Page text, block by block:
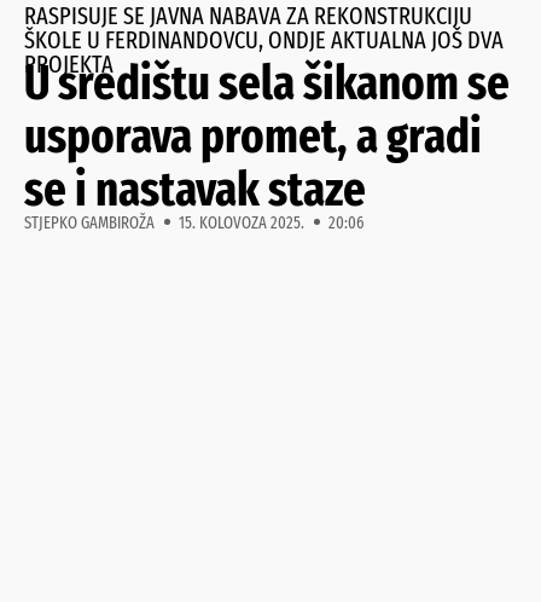
RASPISUJE SE JAVNA NABAVA ZA REKONSTRUKCIJU
ŠKOLE U FERDINANDOVCU, ONDJE AKTUALNA JOŠ DVA
PROJEKTA
U središtu sela šikanom se
usporava promet, a gradi
se i nastavak staze
STJEPKO GAMBIROŽA 15. KOLOVOZA 2025. 20:06